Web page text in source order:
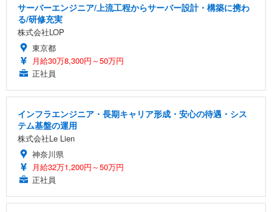
サーバーエンジニア/上流工程からサーバー設計・構築に携わ
る/研修充実
株式会社LOP
東京都
月給30万8,300円～50万円
正社員
インフラエンジニア・長期キャリア形成・安心の待遇・シス
テム基盤の運用
株式会社Le Lien
神奈川県
月給32万1,200円～50万円
正社員